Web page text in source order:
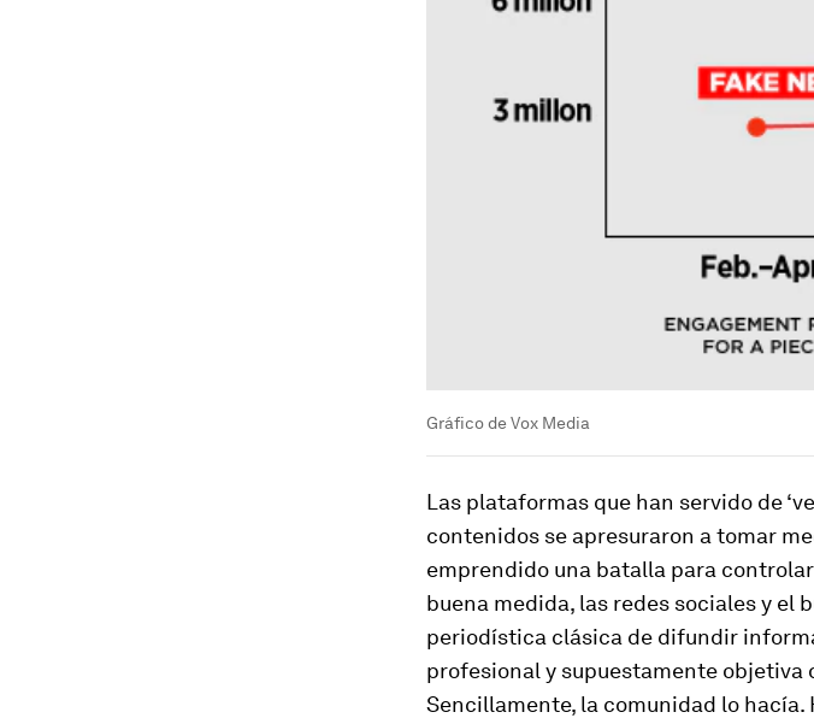
Gráfico de Vox Media
Las plataformas que han servido de
contenidos se apresuraron a tomar
emprendido una batalla para
buena medida, las redes sociales y el
periodística clásica de difundir
profesional y supuestamente objetiva
Sencillamente, la comunidad lo hacía.